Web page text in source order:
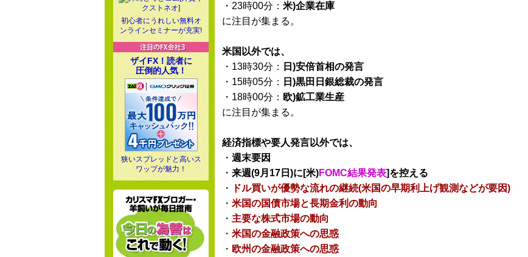
・23時00分： 米)企業在庫
に注目が集まる。
米国以外では、
・13時30分：
日)安倍首相の発言
・15時05分：
日)黒田日銀総裁の発言
・18時00分： 欧)鉱工業生産
に注目が集まる。
経済指標や要人発言以外では、
・ 週末要因
・ 来週(9月17日)に[米)FOMC結果発表]を控える
・
ドル買いが優勢な流れの継続(米国の早期利上げ観測などが要因)
・ 米国の国債市場と長期金利の動向
・ 主要な株式市場の動向
・ 米国の金融政策への思惑
・ 欧州の金融政策への思惑
初心者にうれしい無料オ
ンラインセミナーが充実!
ザイFX！読者に
圧倒的人気！
狭いスプレッドと高いス
ワップが魅力！